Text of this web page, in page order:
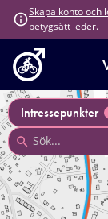
Skapa konto och
betygsätt leder.
Intressepunkter